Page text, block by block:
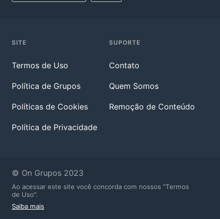
SITE
Termos de Uso
Política de Grupos
Políticas de Cookies
Política de Privacidade
SUPORTE
Contato
Quem Somos
Remoção de Conteúdo
© On Grupos 2023
Ao acessar este site você concorda com nossos "Termos
de Uso".
Saiba mais